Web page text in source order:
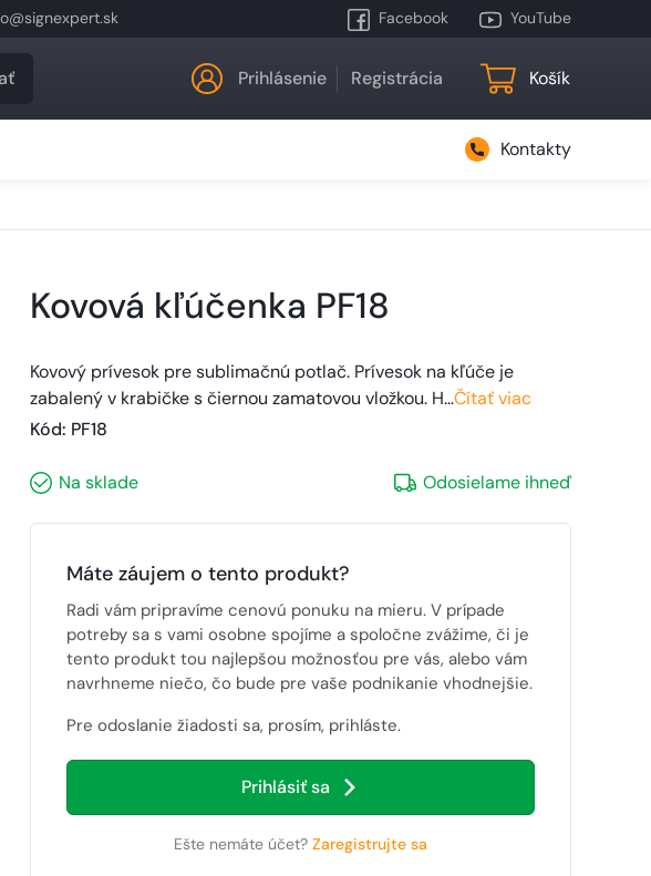
Facebook YouTube
Prihlásenie Registrácia Košík
Kontakty
Kovová kľúčenka PF18
Kovový prívesok pre sublimačnú potlač. Prívesok na kľúče je
zabalený v krabičke s čiernou zamatovou vložkou. H…Čítať viac
Kód: PF18
Na sklade Odosielame ihneď
Máte záujem o tento produkt?
Radi vám pripravíme cenovú ponuku na mieru. V prípade
potreby sa s vami osobne spojíme a spoločne zvážime, či je
tento produkt tou najlepšou možnosťou pre vás, alebo vám
navrhneme niečo, čo bude pre vaše podnikanie vhodnejšie.
Pre odoslanie žiadosti sa, prosím, prihláste.
Prihlásiť sa
Ešte nemáte účet? Zaregistrujte sa